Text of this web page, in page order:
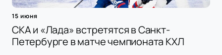
15 июня
СКА и «Лада» встретятся в Санкт-
Петербурге в матче чемпионата КХЛ